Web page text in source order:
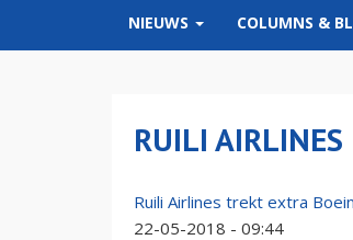
NIEUWS COLUMNS &
RUILI AIRLINES
Ruili Airlines trekt extra
22-05-2018 - 09:44